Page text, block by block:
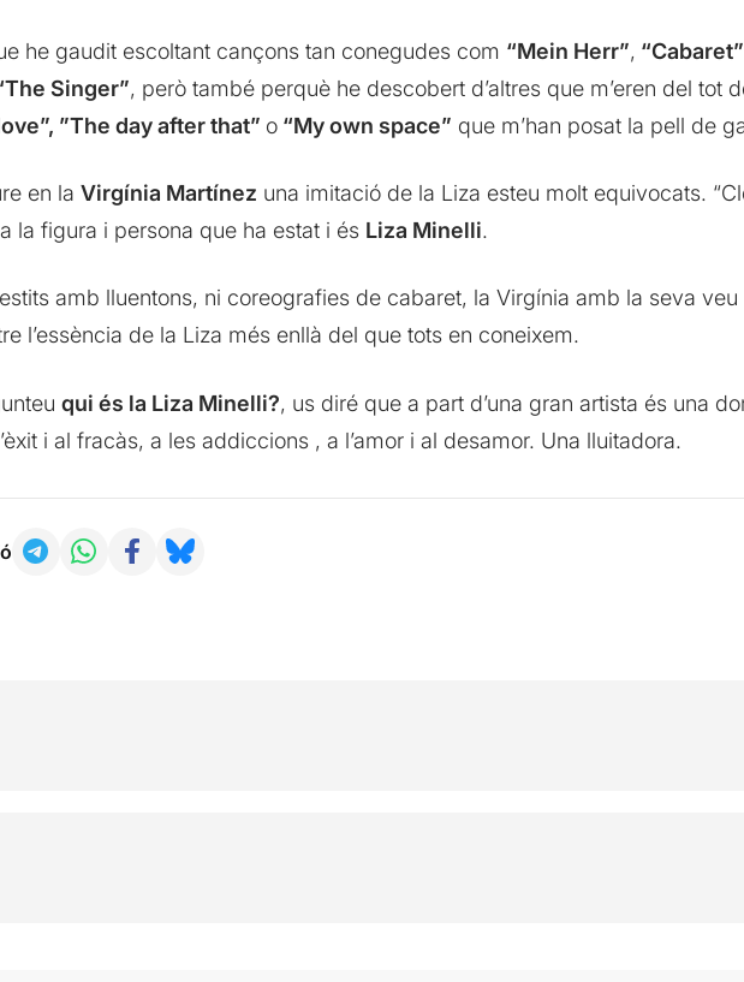
he gaudit escoltant cançons tan conegudes com “Mein Herr”, “Cabaret”
Singer”, però també perquè he descobert d’altres que m’eren del tot
”The day after that” o“My own space” que m’han posat la pell de
en la Virgínia Martínez una imitació de la Liza esteu molt equivocats.
la figura i persona que ha estat i és Liza Minelli.
amb lluentons, ni coreografies de cabaret, la Virgínia amb la seva
l’essència de la Liza més enllà del que tots en coneixem.
qui és la Liza Minelli?, us diré que a part d’una gran artista és una
i al fracàs, a les addiccions , a l’amor i al desamor. Una lluitadora.